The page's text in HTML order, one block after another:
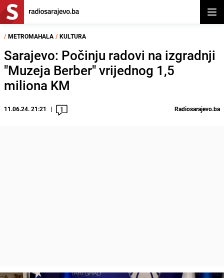
/ METROMAHALA / KULTURA
Sarajevo: Počinju radovi na izgradnji
"Muzeja Berber" vrijednog 1,5
miliona KM
11.06.24. 21:21 1 Radiosarajevo.ba